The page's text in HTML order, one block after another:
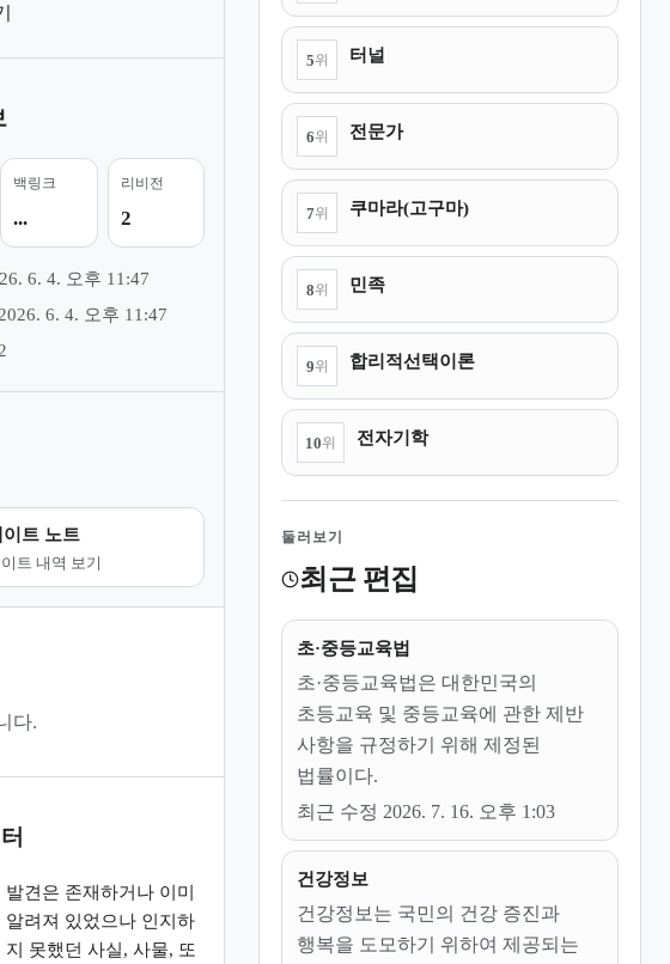
백링크
...
리비전
2
6. 4. 오후 11:47
6. 4. 오후 11:47
트 노트
트 내역 보기
다.
발견은 존재하거나 이미
알려져 있었으나 인지하
지 못했던 사실, 사물, 또
5위 터널
6위 전문가
7위 쿠마라(고구마)
8위 민족
9위 합리적선택이론
10위 전자기학
둘러보기
최근 편집
초·중등교육법
초·중등교육법은 대한민국의
초등교육 및 중등교육에 관한 제반
사항을 규정하기 위해 제정된
법률이다.
최근 수정 2026. 7. 16. 오후 1:03
건강정보
건강정보는 국민의 건강 증진과
행복을 도모하기 위하여 제공되는